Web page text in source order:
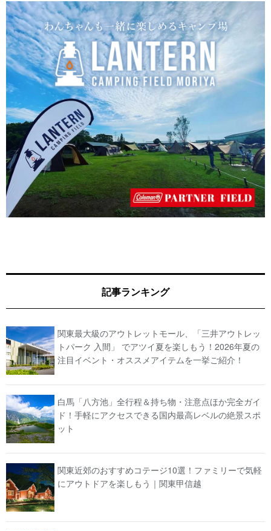
記事ランキング
関東最大級のアウトレットモール、「三井アウトレッ
トパーク 入間」 でアツイ夏を楽しもう！2026年夏の
注目イベント・オススメアイテムを一挙ご紹介！
白馬「八方池」全行程＆持ち物・注意点ほか完全ガイ
ド！手軽にアクセスできる国内最高レベルの絶景スポ
ット
関東近郊のおすすめコテージ10選！ファミリーで気軽
にアウトドアを楽しもう｜関東甲信越